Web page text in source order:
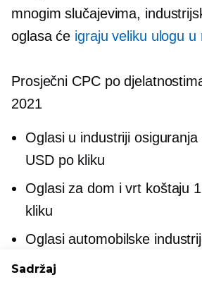
mnogim slučajevima,
oglasa će igraju veliku ulogu u
Prosječni CPC po
2021
Oglasi u industriji
USD po kliku
Oglasi za dom i vrt koštaju
kliku
Oglasi automobilske
USD po kliku
Sadržaj